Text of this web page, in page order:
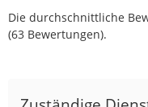
Die durchschnittliche
(63 Bewertungen).